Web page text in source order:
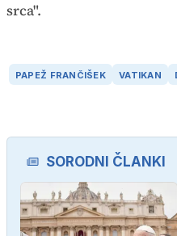
srca".
PAPEŽ FRANČIŠEK VATIKAN
SORODNI ČLANKI